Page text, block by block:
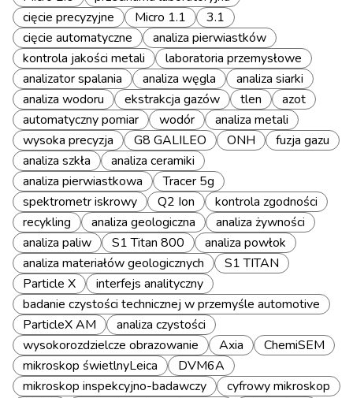
cięcie precyzyjne
Micro 1.1
3.1
cięcie automatyczne
analiza pierwiastków
kontrola jakości metali
laboratoria przemysłowe
analizator spalania
analiza węgla
analiza siarki
analiza wodoru
ekstrakcja gazów tlen
azot
automatyczny pomiar
wodór
analiza metali
wysoka precyzja
G8 GALILEO ONH
fuzja gazu
analiza szkła
analiza ceramiki
analiza pierwiastkowa
Tracer 5g
spektrometr iskrowy
Q2 Ion
kontrola zgodności
recykling
analiza geologiczna
analiza żywności
analiza paliw
S1 Titan 800
analiza powłok
analiza materiałów geologicznych
S1 TITAN
Particle X
interfejs analityczny
badanie czystości technicznej w przemyśle automotive
ParticleX AM
analiza czystości
wysokorozdzielcze obrazowanie
Axia
ChemiSEM
mikroskop świetlnyLeica
DVM6A
mikroskop inspekcyjno-badawczy
cyfrowy mikroskop